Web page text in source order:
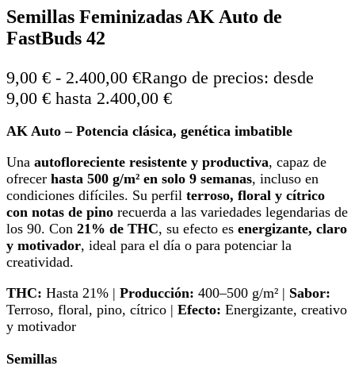
Semillas Feminizadas AK Auto de
FastBuds 42
9,00 € - 2.400,00 €Rango de precios: desde
9,00 € hasta 2.400,00 €
AK Auto – Potencia clásica, genética imbatible
Una autofloreciente resistente y productiva, capaz de
ofrecer hasta 500 g/m² en solo 9 semanas, incluso en
condiciones difíciles. Su perfil terroso, floral y cítrico
con notas de pino recuerda a las variedades legendarias de
los 90. Con 21% de THC, su efecto es energizante, claro
y motivador, ideal para el día o para potenciar la
creatividad.
THC: Hasta 21% | Producción: 400–500 g/m² | Sabor:
Terroso, floral, pino, cítrico | Efecto: Energizante, creativo
y motivador
Semillas